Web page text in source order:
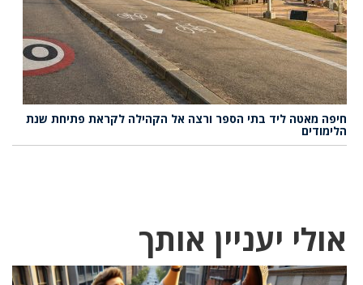
חיפה מאטה ליד בתי הספר ורצה אל הקהילה לקראת פתיחת שנת
הלימודים
אולי יעניין אותך